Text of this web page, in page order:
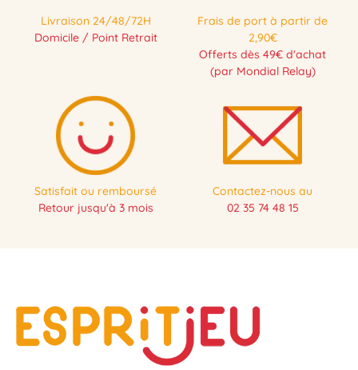
Livraison 24/48/72H
Domicile / Point Retrait
Frais de port à partir de
2,90€
Offerts dès 49€ d'achat
(par Mondial Relay)
Satisfait ou remboursé
Retour jusqu'à 3 mois
Contactez-nous au
02 35 74 48 15